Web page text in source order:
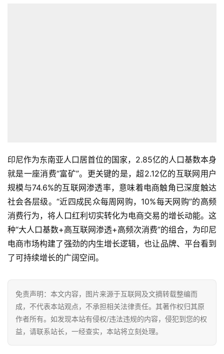
首
页
全
球
开
店
百
科
印尼作为东南亚人口居首位的国家，2.85亿的人口基数本身
就是一座消费“富矿”。更关键的是，超2.12亿的互联网用户
规模与74.6%的互联网渗透率，意味着电商触角已深度触达
社会各层级。“近四成民众每周网购，10%每天网购”的高频
消费行为，将人口红利切实转化为电商交易的增长动能。这
种“大人口基数+高互联网渗透+高频次消费”的组合，为印尼
电商市场构建了强劲的内生增长逻辑，也让品牌、平台看到
了可持续增长的广阔空间。
免责声明：本文内容，图片来源于互联网及文摘转载整编而
成，不代表本站观点，不承担相关法律责任。其著作权归其原
作者所有。如发现本站有侵权/违法违规的内容，侵犯到您的权
益，请联系站长，一经查实，本站将立刻处理。